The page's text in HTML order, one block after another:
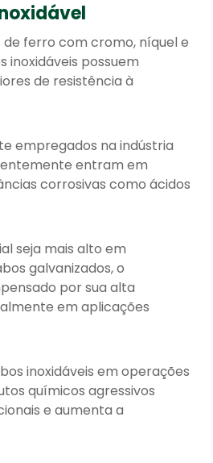
de ferro com cromo, níquel e
inoxidáveis possuem
de resistência à
empregados na indústria
entram em
corrosivas como ácidos
seja mais alto em
galvanizados, o
por sua alta
em aplicações
inoxidáveis em operações
químicos agressivos
e aumenta a